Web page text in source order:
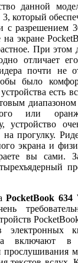
данной
который
с разрешением
экране
При этом
отличает
почти не
было
есть
диапазоном
или
устройство
прогулку.
экрана и
вы сами.
PocketBook
электронных
включают в
прослушивания